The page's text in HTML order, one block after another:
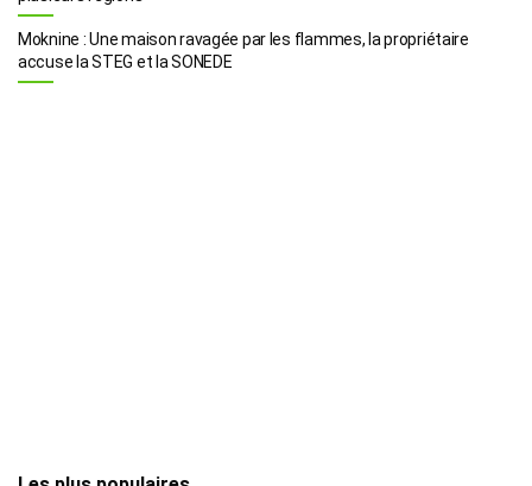
Moknine : Une maison ravagée par les flammes, la propriétaire
accuse la STEG et la SONEDE